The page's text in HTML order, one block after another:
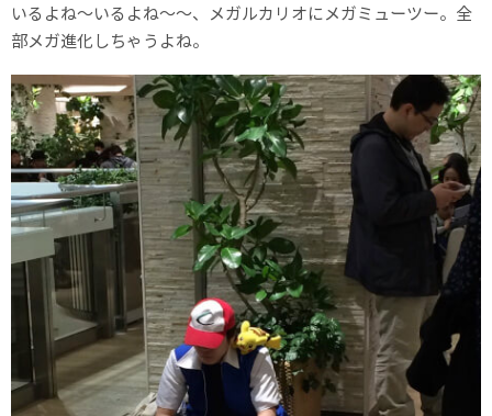
いるよね〜いるよね〜〜、メガルカリオにメガミューツー。全
部メガ進化しちゃうよね。